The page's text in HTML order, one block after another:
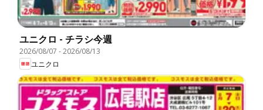
ユニクロ - チラシ今週
2026/08/07 -2026/08/13
ユニクロ